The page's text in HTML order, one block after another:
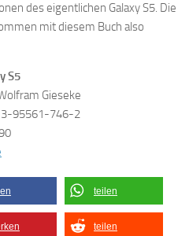
des eigentlichen Galaxy S5. Die
mit diesem Buch also
S5
Gieseke
3-95561-746-2
teilen
teilen